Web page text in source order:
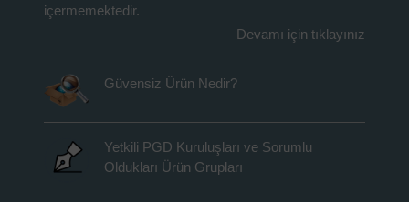
içermemektedir.
Devamı için tıklayınız
Güvensiz Ürün Nedir?
Yetkili PGD Kuruluşları ve Sorumlu
Oldukları Ürün Grupları